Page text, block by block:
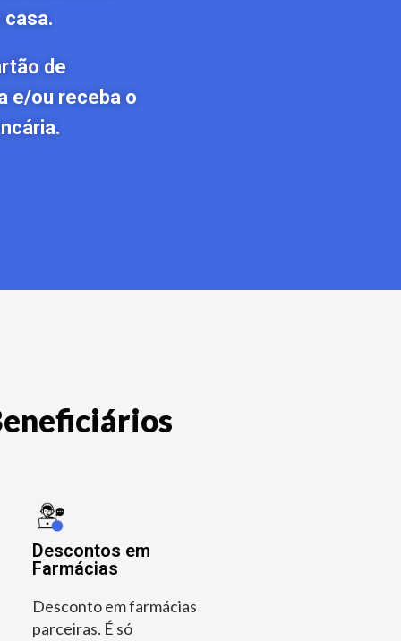
de
e/ou receba o
Descontos em
Farmácias
Desconto em farmácias
parceiras. É só